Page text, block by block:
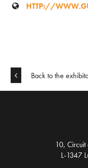
HTTP://
Back to the
10,
L-1347